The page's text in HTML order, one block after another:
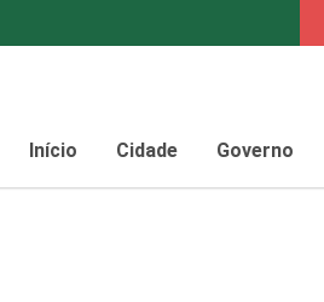
Início Cidade Governo